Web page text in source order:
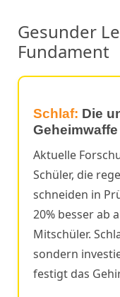
Gesunder
Fundament
Schlaf: Die
Geheimwaffe
Aktuelle
Schüler, die
schneiden in
20% besser ab
Mitschüler.
sondern
festigt das